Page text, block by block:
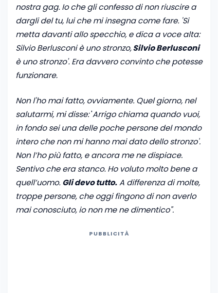
nostra gag. Io che gli confesso di non riuscire a
dargli del tu, lui che mi insegna come fare. 'Si
metta davanti allo specchio, e dica a voce alta:
Silvio Berlusconi è uno stronzo,Silvio Berlusconi
è uno stronzo'. Era davvero convinto che potesse
funzionare.
Non l'ho mai fatto, ovviamente. Quel giorno, nel
salutarmi, mi disse:'Arrigo chiama quando vuoi,
in fondo sei una delle poche persone del mondo
intero che non mi hanno mai dato dello stronzo'.
Non l’ho più fatto, e ancora me ne dispiace.
Sentivo che era stanco. Ho voluto molto bene a
quell’uomo. Gli devo tutto.A differenza di molte,
troppe persone, che oggi fingono di non averlo
mai conosciuto, io non me ne dimentico".
PUBBLICITÀ